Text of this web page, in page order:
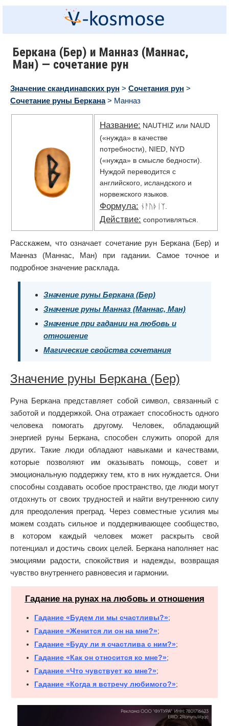
Беркана (Бер) и Манназ (Маннас,
Ман) — сочетание рун
Значение скандинавских рун > Сочетания рун >
Сочетание руны Беркана> Манназ
Название: NAUTHIZ или NAUD
(«нужда» в качестве
потребности), NIED, NYD
(«нужда» в смысле бедности).
Нуждой переводится с
английского, исландского и
норвежского языков.
Формула: ᚾᚨᚢᚦᛁᛉ.
Действие: сопротивляться.
Расскажем, что означает сочетание рун Беркана (Бер) и
Манназ (Маннас, Ман) при гадании. Самое точное и
подробное значение расклада.
Значение руны Беркана (Бер)
Значение руны Манназ (Маннас, Ман)
Значение при гадании на любовь и
отношение
Магические свойства сочетания
Значение руны Беркана (Бер)
Руна Беркана представляет собой символ, связанный с
заботой и поддержкой. Она отражает способность одного
человека помогать другому. Человек, обладающий
энергией руны Беркана, способен служить опорой для
других. Такие люди обладают навыками и качествами,
которые позволяют им оказывать помощь, совет и
эмоциональную поддержку тем, кто в них нуждается. Они
способны создавать особое пространство, где люди могут
отдохнуть от своих трудностей и найти внутреннюю силу
для преодоления преград. Через совместные усилия мы
можем создать сильное и поддерживающее сообщество,
в котором каждый человек может раскрыть свой
потенциал и достичь своих целей. Беркана наполняет нас
эмоциями радости, спокойствия и надежды, возвращая
чувство внутреннего равновесия и гармонии.
Гадание на рунах на любовь и отношения
Гадание «Будем ли мы счастливы?»;
Гадание «Женится ли он на мне?»;
Гадание «Буду ли я счастлива с ним?»;
Гадание «Как он относится ко мне?»;
Гадание «Что чувствует ко мне?»;
Гадание «Когда я встречу любимого?»;